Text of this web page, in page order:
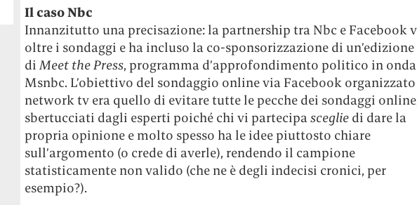
Il caso Nbc
Innanzitutto una precisazione: la partnership tra Nbc e Facebook
oltre i sondaggi e ha incluso la co-sponsorizzazione di un’edizione
di Meet the Press, programma d’approfondimento politico in onda
Msnbc. L’obiettivo del sondaggio online via Facebook
network tv era quello di evitare tutte le pecche dei sondaggi
sbertucciati dagli esperti poiché chi vi partecipa scegliedi dare la
propria opinione e molto spesso ha le idee piuttosto chiare
sull’argomento (o crede di averle), rendendo il campione
statisticamente non valido (che ne è degli indecisi cronici, per
esempio?).